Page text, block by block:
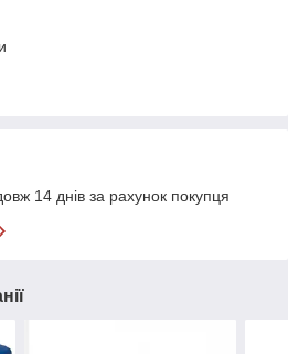
14 днів за рахунок покупця